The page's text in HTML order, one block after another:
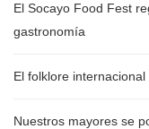
El Socayo Food Fest
gastronomía
El folklore
Nuestros mayores se